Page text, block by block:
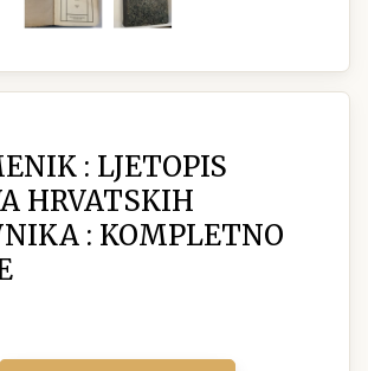
: LJETOPIS
HRVATSKIH
: KOMPLETNO